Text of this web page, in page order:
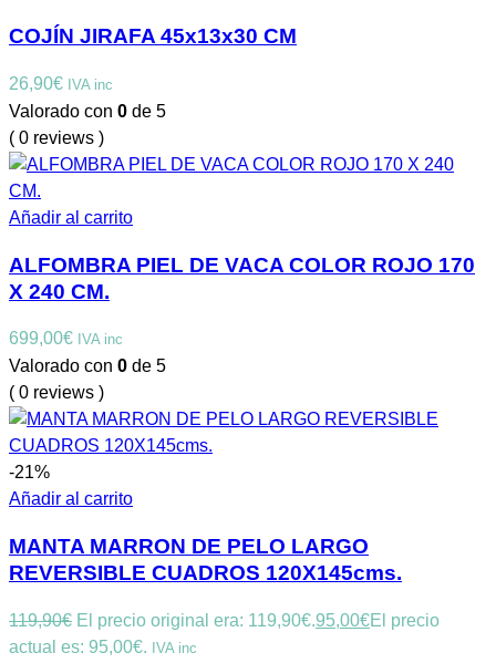
COJÍN JIRAFA 45x13x30 CM
26,90€ IVA inc
Valorado con 0 de 5
( 0 reviews )
Añadir al carrito
ALFOMBRA PIEL DE VACA COLOR ROJO 170
X 240 CM.
699,00€ IVA inc
Valorado con 0 de 5
( 0 reviews )
-21%
Añadir al carrito
MANTA MARRON DE PELO LARGO
REVERSIBLE CUADROS 120X145cms.
119,90€ El precio original era: 119,90€.95,00€El precio
actual es: 95,00€. IVA inc